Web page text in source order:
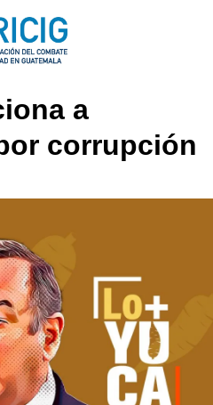
a
corrupción